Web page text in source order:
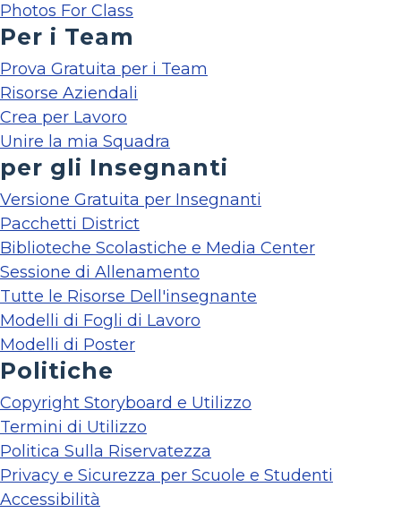
Photos For Class
Per i Team
Prova Gratuita per i Team
Risorse Aziendali
Crea per Lavoro
Unire la mia Squadra
per gli Insegnanti
Versione Gratuita per Insegnanti
Pacchetti District
Biblioteche Scolastiche e Media Center
Sessione di Allenamento
Tutte le Risorse Dell'insegnante
Modelli di Fogli di Lavoro
Modelli di Poster
Politiche
Copyright Storyboard e Utilizzo
Termini di Utilizzo
Politica Sulla Riservatezza
Privacy e Sicurezza per Scuole e Studenti
Accessibilità